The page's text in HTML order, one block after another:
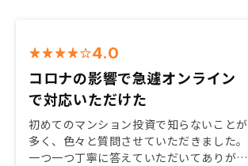
4.0
コロナの影響で急遽オンライン
で対応いただけた
初めてのマンション投資で知らないことが
多く、色々と質問させていただきました。
一つ一つ丁寧に答えていただいてありがた